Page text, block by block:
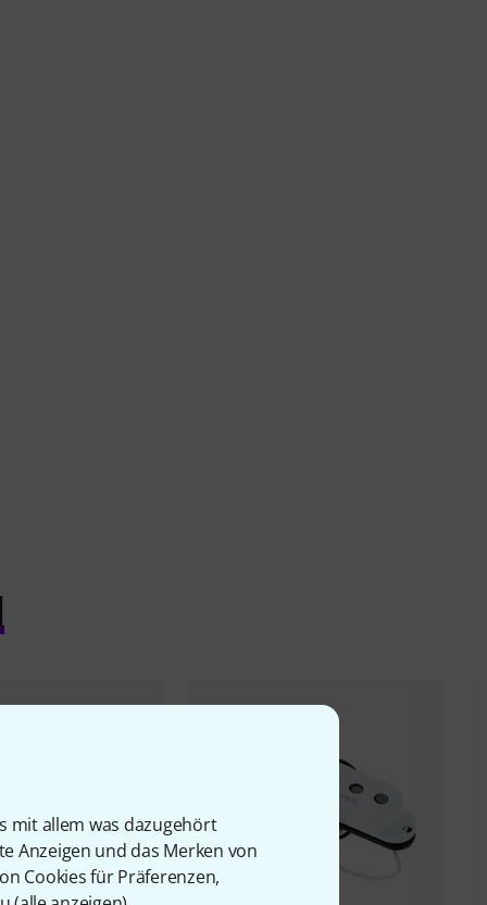
mit allem was dazugehört
Anzeigen und das Merken von
Cookies für Präferenzen,